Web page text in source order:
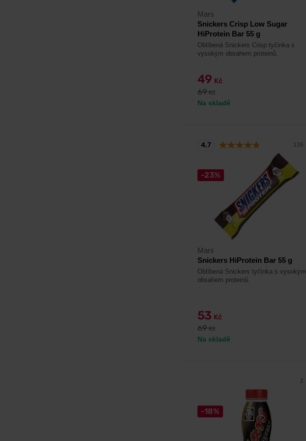
Mars
Snickers Crisp Low Sugar
HiProtein Bar 55 g
Oblíbená Snickers Crisp tyčinka s
vysokým obsahem proteinů.
49 Kč
69Kč
Na skladě
-23%
Mars
Snickers HiProtein Bar 55 g
Oblíbená Snickers tyčinka s vysokým
obsahem proteinů.
53 Kč
69Kč
Na skladě
4,7
-18%